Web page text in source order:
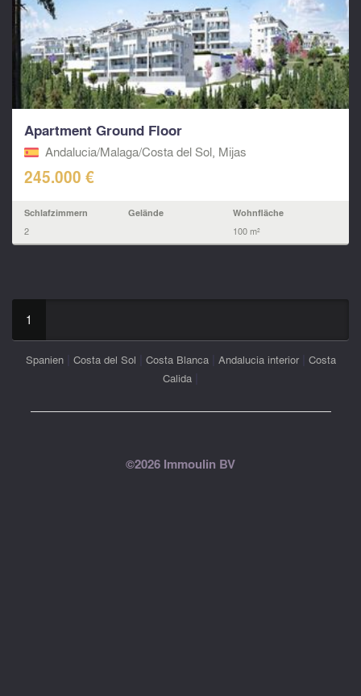
Apartment Ground Floor
Andalucia/Malaga/Costa del Sol, Mijas
245.000 €
Schlafzimmern
2
Gelände Wohnfläche
100 m²
1
Spanien| Costa del Sol Costa Blanca| Andalucia interior|
Costa
Calida
©2026 Immoulin BV